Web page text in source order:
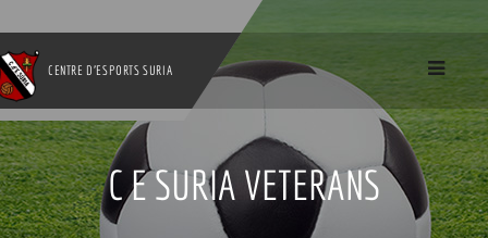
CENTRE D'ESPORTS SURIA
C E SURIA VETERANS